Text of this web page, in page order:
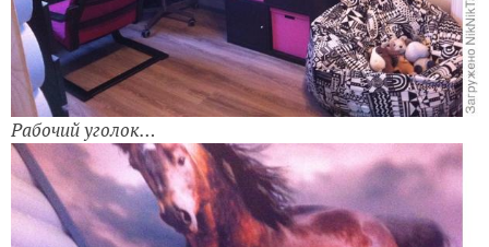
Рабочий уголок…